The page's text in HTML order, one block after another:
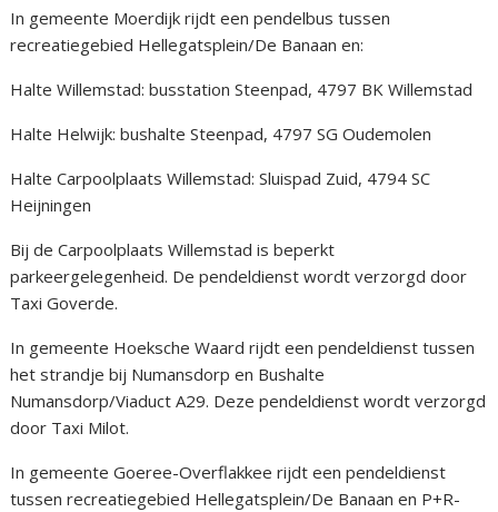
In gemeente Moerdijk rijdt een pendelbus tussen
recreatiegebied Hellegatsplein/De Banaan en:
Halte Willemstad: busstation Steenpad, 4797 BK Willemstad
Halte Helwijk: bushalte Steenpad, 4797 SG Oudemolen
Halte Carpoolplaats Willemstad: Sluispad Zuid, 4794 SC
Heijningen
Bij de Carpoolplaats Willemstad is beperkt
parkeergelegenheid. De pendeldienst wordt verzorgd door
Taxi Goverde.
In gemeente Hoeksche Waard rijdt een pendeldienst tussen
het strandje bij Numansdorp en Bushalte
Numansdorp/Viaduct A29. Deze pendeldienst wordt verzorgd
door Taxi Milot.
In gemeente Goeree-Overflakkee rijdt een pendeldienst
tussen recreatiegebied Hellegatsplein/De Banaan en P+R-